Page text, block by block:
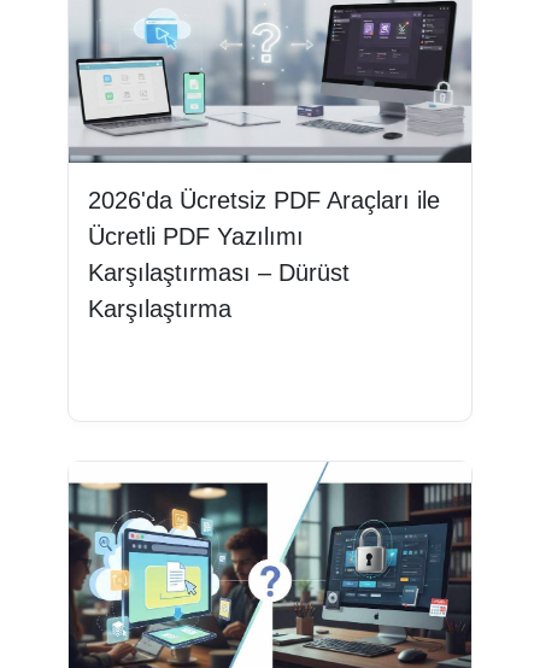
2026'da Ücretsiz PDF Araçları ile
Ücretli PDF Yazılımı
Karşılaştırması – Dürüst
Karşılaştırma